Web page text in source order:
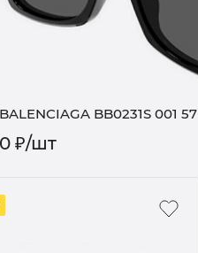
BB0231S 001 57
₽/шт